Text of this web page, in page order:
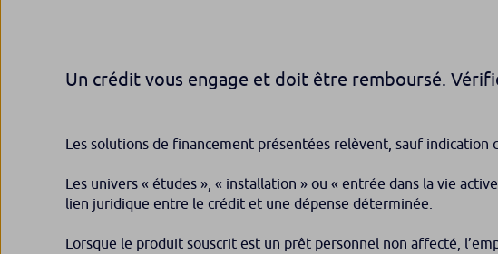
Un crédit vous engage et doit être remboursé.
Les solutions de financement présentées relèvent, sauf indication
Les univers « études », « installation » ou « entrée dans la vie
lien juridique entre le crédit et une dépense déterminée.
Lorsque le produit souscrit est un prêt personnel non affecté,